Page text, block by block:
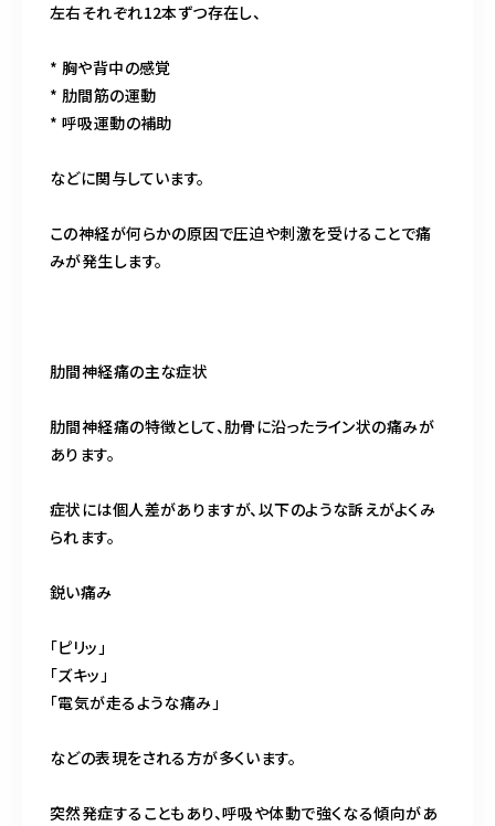
左右それぞれ12本ずつ存在し、
* 胸や背中の感覚
* 肋間筋の運動
* 呼吸運動の補助
などに関与しています。
この神経が何らかの原因で圧迫や刺激を受けることで痛
みが発生します。
肋間神経痛の主な症状
肋間神経痛の特徴として、肋骨に沿ったライン状の痛みが
あります。
症状には個人差がありますが、以下のような訴えがよくみ
られます。
鋭い痛み
「ピリッ」
「ズキッ」
「電気が走るような痛み」
などの表現をされる方が多くいます。
突然発症することもあり、呼吸や体動で強くなる傾向があ